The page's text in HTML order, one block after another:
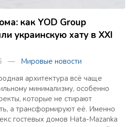
как YOD Group
украинскую хату в XXI
— Мировые новости
архитектура всё чаще
минимализму, особенно
которые не стирают
а трансформируют её. Именно
гостевых домов Hata-Mazanka